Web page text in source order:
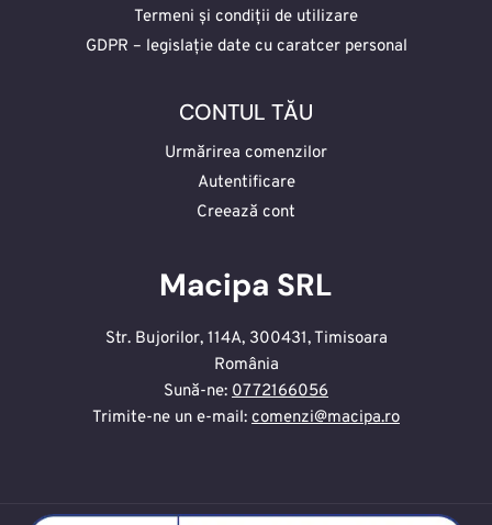
Termeni și condiții de utilizare
GDPR – legislație date cu caratcer personal
CONTUL TĂU
Urmărirea comenzilor
Autentificare
Creează cont
Macipa SRL
Str. Bujorilor, 114A, 300431, Timisoara
România
Sună-ne: 0772166056
Trimite-ne un e-mail: comenzi@macipa.ro